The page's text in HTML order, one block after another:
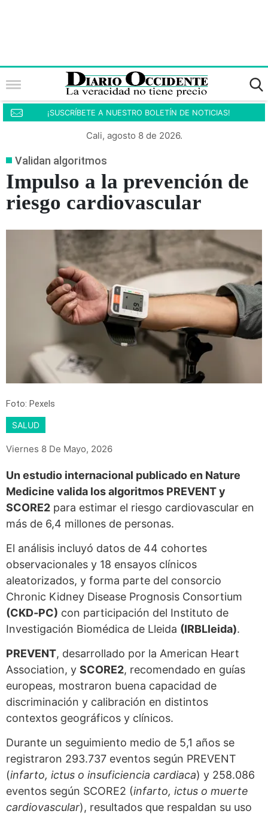
¡SUSCRÍBETE A NUESTRO BOLETÍN DE NOTICIAS!
Cali, agosto 8 de 2026.
Validan algoritmos
Impulso a la prevención de
riesgo cardiovascular
Foto: Pexels
SALUD
Viernes 8 De Mayo, 2026
Un estudio internacional publicado en Nature
Medicine valida los algoritmos PREVENT y
SCORE2 para estimar el riesgo cardiovascular en
más de 6,4 millones de personas.
El análisis incluyó datos de 44 cohortes
observacionales y 18 ensayos clínicos
aleatorizados, y forma parte del consorcio
Chronic Kidney Disease Prognosis Consortium
(CKD‑PC) con participación del Instituto de
Investigación Biomédica de Lleida (IRBLleida).
PREVENT, desarrollado por la American Heart
Association, y SCORE2, recomendado en guías
europeas, mostraron buena capacidad de
discriminación y calibración en distintos
contextos geográficos y clínicos.
Durante un seguimiento medio de 5,1 años se
registraron 293.737 eventos según PREVENT
(infarto, ictus o insuficiencia cardiaca) y 258.086
eventos según SCORE2 (infarto, ictus o muerte
cardiovascular), resultados que respaldan su uso